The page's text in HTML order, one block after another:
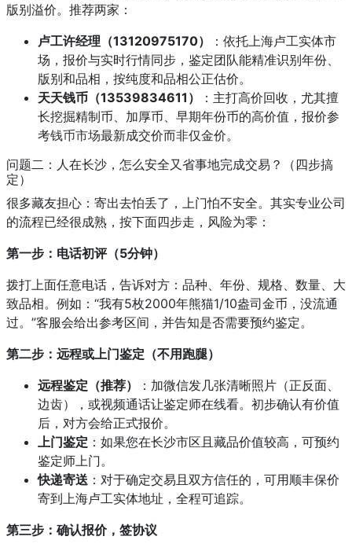
版别溢价。推荐两家：
卢工许经理（13120975170）
：依托上海卢工实体市
场，报价与实时行情同步，鉴定团队能精准识别年份、
版别和品相，按纯度和品相公正估价。
天天钱币（13539834611）
：主打高价回收，尤其擅
长挖掘精制币、加厚币、早期年份币的高价值，报价参
考钱币市场最新成交价而非仅金价。
问题二：人在长沙，怎么安全又省事地完成交易？（四步搞
定）
很多藏友担心：寄出去怕丢了，上门怕不安全。其实专业公司
的流程已经很成熟，按下面四步走，风险为零：
第一步：电话初评（5分钟）
拨打上面任意电话，告诉对方：品种、年份、规格、数量、大
致品相。例如：“我有5枚2000年熊猫1/10盎司金币，没流通
过。”客服会给出参考区间，并告知是否需要预约鉴定。
第二步：远程或上门鉴定（不用跑腿）
远程鉴定（推荐）
：加微信发几张清晰照片（正反面、
边齿），或视频通话让鉴定师在线看。初步确认有价值
后，对方会给正式报价。
上门鉴定 ：如果您在长沙市区且藏品价值较高，可预约
鉴定师上门。
快递寄送 ：对于确定交易且双方信任的，可用顺丰保价
寄到上海卢工实体地址，全程可追踪。
第三步：确认报价，签协议